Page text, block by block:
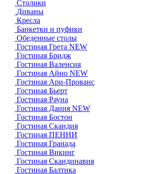
Столики
Диваны
Кресла
Банкетки и пуфики
Обеденные столы
Гостиная Грета NEW
Гостиная Бридж
Гостиная Валенсия
Гостиная Айно NEW
Гостиная Ари-Прованс
Гостиная Бьерт
Гостиная Рауна
Гостиная Дания NEW
Гостиная Бостон
Гостиная Скандия
Гостиная ПЕННИ
Гостиная Гранада
Гостиная Викинг
Гостиная Скандинавия
Гостиная Балтика